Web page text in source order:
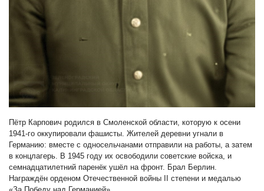
Пётр Карпович родился в Смоленской области, которую к осени
1941-го оккупировали фашисты. Жителей деревни угнали в
Германию: вместе с односельчанами отправили на работы, а затем
в концлагерь. В 1945 году их освободили советские войска, и
семнадцатилетний паренёк ушёл на фронт. Брал Берлин.
Награждён орденом Отечественной войны II степени и медалью